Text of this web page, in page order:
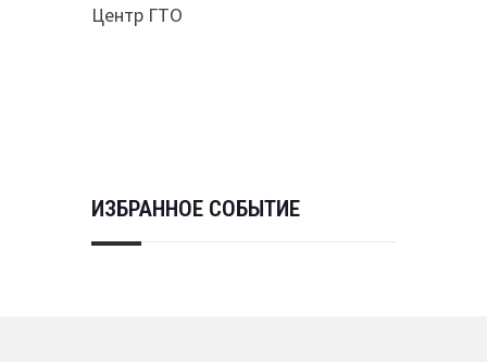
Центр ГТО
ИЗБРАННОЕ СОБЫТИЕ